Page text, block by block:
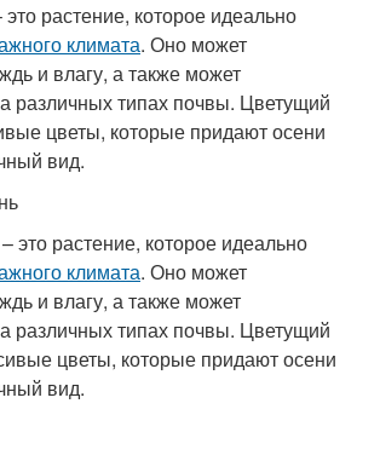
растение, которое идеально
климата. Оно может
и влагу, а также может
различных типах почвы. Цветущий
цветы, которые придают осени
вид.
это растение, которое идеально
климата. Оно может
и влагу, а также может
различных типах почвы. Цветущий
цветы, которые придают осени
вид.